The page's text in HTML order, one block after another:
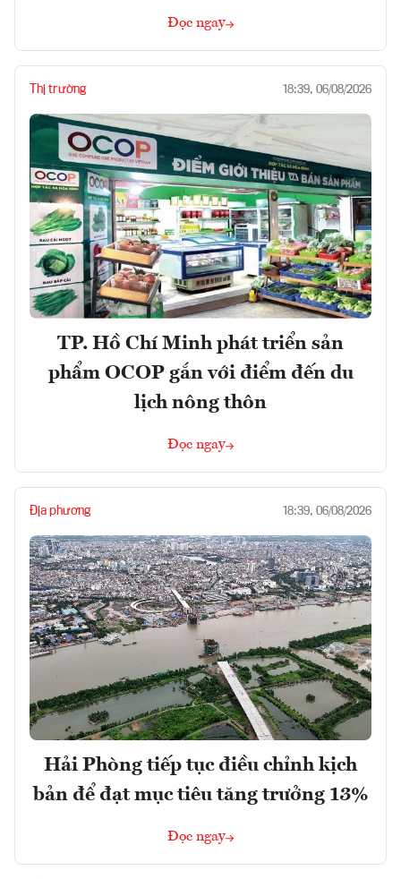
Đọc ngay
Thị trường 18:39, 06/08/2026
TP. Hồ Chí Minh phát triển sản
phẩm OCOP gắn với điểm đến du
lịch nông thôn
Đọc ngay
Địa phương 18:39, 06/08/2026
Hải Phòng tiếp tục điều chỉnh kịch
bản để đạt mục tiêu tăng trưởng 13%
Đọc ngay